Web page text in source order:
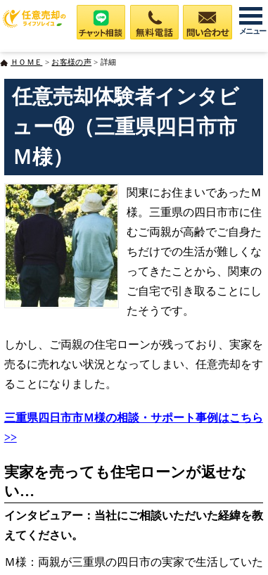
メニュー
ＨＯＭＥ > お客様の声 > 詳細
任意売却体験者インタビ
ュー⑭（三重県四日市市
Ｍ様）
関東にお住まいであったＭ
様。三重県の四日市市に住
むご両親が高齢でご自身た
ちだけでの生活が難しくな
ってきたことから、関東の
ご自宅で引き取ることにし
たそうです。
しかし、ご両親の住宅ローンが残っており、実家を
売るに売れない状況となってしまい、任意売却をす
ることになりました。
三重県四日市市Ｍ様の相談・サポート事例はこちら
>>
実家を売っても住宅ローンが返せな
い…
インタビュアー：当社にご相談いただいた経緯を教
えてください。
Ｍ様：両親が三重県の四日市の実家で生活していた